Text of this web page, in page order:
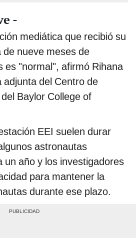
-
mediática que recibió su
nueve meses de
es "normal", afirmó Rihana
del Centro de
Baylor College of
EEI suelen durar
astronautas
un año y los investigadores
para mantener la
durante ese plazo.